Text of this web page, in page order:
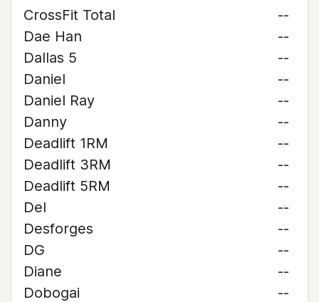
CrossFit Total
--
Dae Han
--
Dallas 5
--
Daniel
--
Daniel Ray
--
Danny
--
Deadlift 1RM
--
Deadlift 3RM
--
Deadlift 5RM
--
Del
--
Desforges
--
DG
--
Diane
--
Dobogai
--